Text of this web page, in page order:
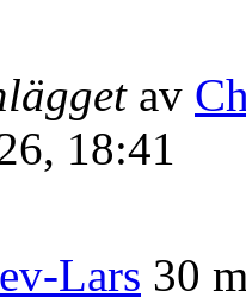
av
18:41
Lars 30